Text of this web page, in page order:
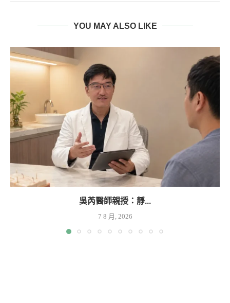
YOU MAY ALSO LIKE
吳芮醫師親授：靜...
7 8 月, 2026